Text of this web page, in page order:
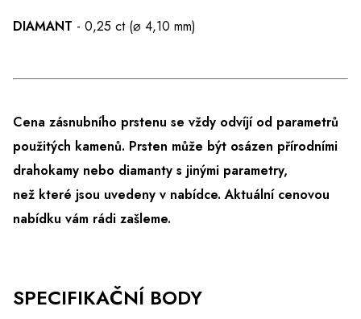
DIAMANT - 0,25 ct (⌀ 4,10 mm)
Cena zásnubního prstenu se vždy odvíjí od parametrů
použitých kamenů. Prsten může být osázen přírodními
drahokamy nebo diamanty s jinými parametry,
než které jsou uvedeny v nabídce.Aktuální cenovou
nabídku vám rádi zašleme.
SPECIFIKAČNÍ BODY